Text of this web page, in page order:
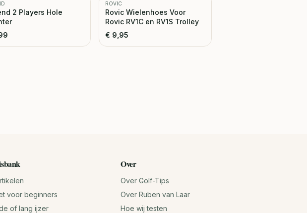
2 Players Hole
ROVIC
Rovic Wielenhoes Voor
Rovic RV1C en RV1S Trolley
€ 9,95
voor beginners
of lang ijzer
Over
Over Golf-Tips
Over Ruben van Laar
Hoe wij testen